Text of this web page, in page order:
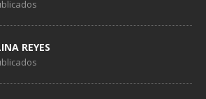
REYES